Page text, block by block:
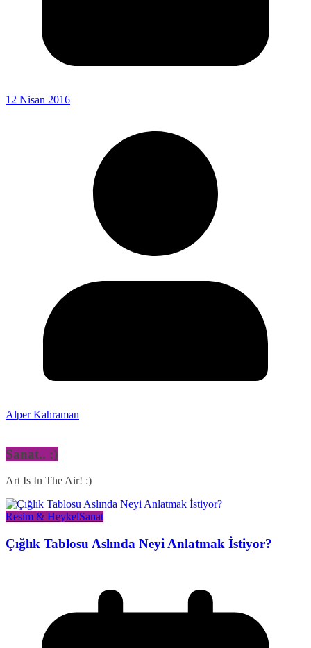
12 Nisan 2016
Alper Kahraman
Sanat.. :)
Art Is In The Air! :)
Resim & HeykelSanat
Çığlık Tablosu Aslında Neyi Anlatmak İstiyor?